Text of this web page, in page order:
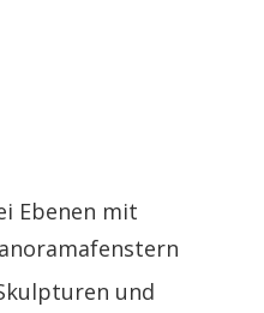
Ebenen mit
und